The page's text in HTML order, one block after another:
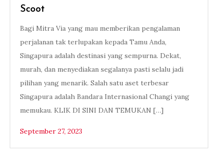
Scoot
Bagi Mitra Via yang mau memberikan pengalaman
perjalanan tak terlupakan kepada Tamu Anda,
Singapura adalah destinasi yang sempurna. Dekat,
murah, dan menyediakan segalanya pasti selalu jadi
pilihan yang menarik. Salah satu aset terbesar
Singapura adalah Bandara Internasional Changi yang
memukau. KLIK DI SINI DAN TEMUKAN […]
September 27, 2023